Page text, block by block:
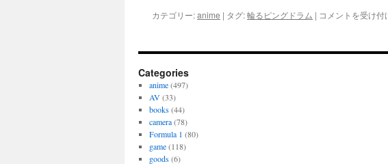
カテゴリー:anime | タグ:輪るピングドラム | 輪
ン
コメントを受け付
Categories
anime(497)
AV(33)
books(44)
camera(78)
Formula 1 (80)
game(118)
goods(6)